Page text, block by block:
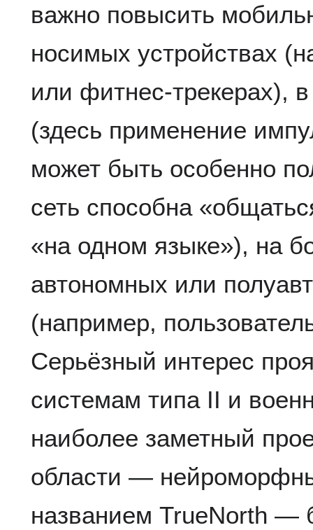
важно повысить
носимых устройствах
или фитнес-трекерах),
(здесь применение
может быть особенно
сеть способна
«на одном языке»), на
автономных или
(например,
Серьёзный интерес
системам типа II и
наиболее заметный
области —
названием TrueNorth —